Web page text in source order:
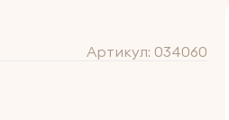
Артикул: 034060